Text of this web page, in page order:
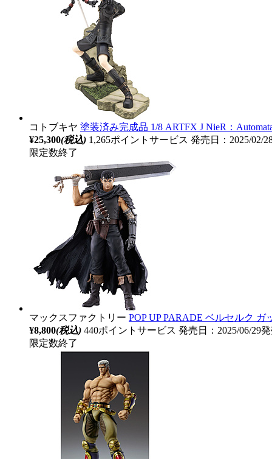
コトブキヤ 塗装済み完成品 1/8 ARTFX J NieR：
¥25,300(税込) 1,265ポイントサービス 発売日：2025/02/
限定数終了
マックスファクトリー POP UP PARADE ベルセルク ガ
¥8,800(税込) 440ポイントサービス 発売日：2025/06/29
限定数終了